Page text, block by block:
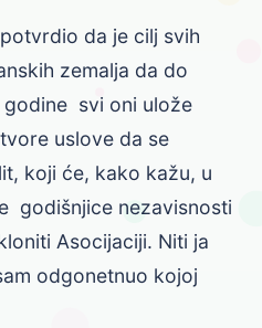
da je cilj svih
zemalja da do
svi oni ulože
uslove da se
koji će, kako kažu, u
godišnjice nezavisnosti
Asocijaciji. Niti ja
odgonetnuo kojoj